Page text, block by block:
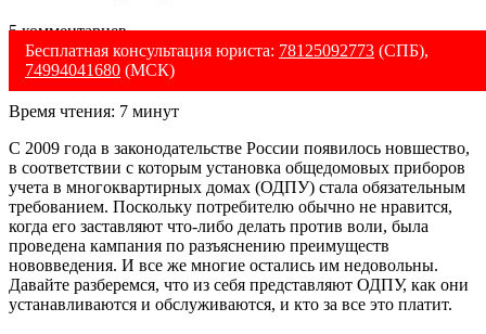
5 комментариев
Бесплатная консультация юриста: 78125092773 (СПБ),
74994041680 (МСК)
Время чтения: 7 минут
С 2009 года в законодательстве России появилось новшество,
в соответствии с которым установка общедомовых приборов
учета в многоквартирных домах (ОДПУ) стала обязательным
требованием. Поскольку потребителю обычно не нравится,
когда его заставляют что-либо делать против воли, была
проведена кампания по разъяснению преимуществ
нововведения. И все же многие остались им недовольны.
Давайте разберемся, что из себя представляют ОДПУ, как они
устанавливаются и обслуживаются, и кто за все это платит.